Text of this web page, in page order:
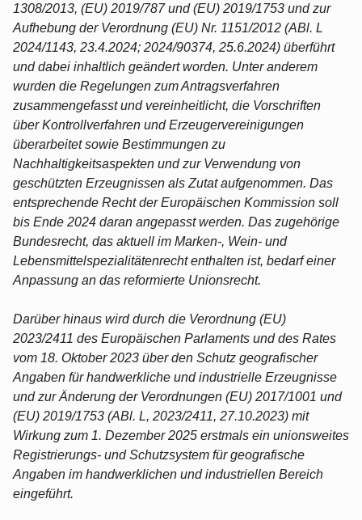
1308/2013, (EU) 2019/787 und (EU) 2019/1753 und zur
Aufhebung der Verordnung (EU) Nr. 1151/2012 (ABl. L
2024/1143, 23.4.2024; 2024/90374, 25.6.2024) überführt
und dabei inhaltlich geändert worden. Unter anderem
wurden die Regelungen zum Antragsverfahren
zusammengefasst und vereinheitlicht, die Vorschriften
über Kontrollverfahren und Erzeugervereinigungen
überarbeitet sowie Bestimmungen zu
Nachhaltigkeitsaspekten und zur Verwendung von
geschützten Erzeugnissen als Zutat aufgenommen. Das
entsprechende Recht der Europäischen Kommission soll
bis Ende 2024 daran angepasst werden. Das zugehörige
Bundesrecht, das aktuell im Marken-, Wein- und
Lebensmittelspezialitätenrecht enthalten ist, bedarf einer
Anpassung an das reformierte Unionsrecht.
Darüber hinaus wird durch die Verordnung (EU)
2023/2411 des Europäischen Parlaments und des Rates
vom 18. Oktober 2023 über den Schutz geografischer
Angaben für handwerkliche und industrielle Erzeugnisse
und zur Änderung der Verordnungen (EU) 2017/1001 und
(EU) 2019/1753 (ABl. L, 2023/2411, 27.10.2023) mit
Wirkung zum 1. Dezember 2025 erstmals ein unionsweites
Registrierungs- und Schutzsystem für geografische
Angaben im handwerklichen und industriellen Bereich
eingeführt.